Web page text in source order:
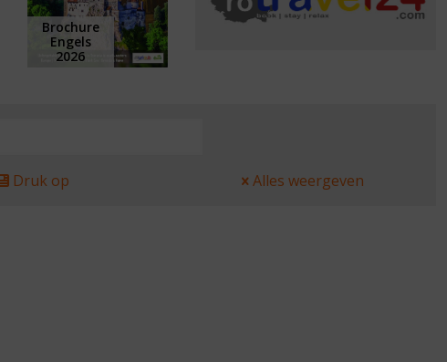
Brochure
Engels
2026
Druk op Alles weergeven